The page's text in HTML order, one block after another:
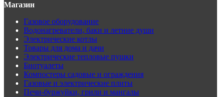
Магазин
Газовое оборудование
Водонагреватели, баки и летние души
Электрические котлы
Товары для дома и дачи
Электрические тепловые пушки
Биотуалеты
Компостеры садовые и ограждения
Газовые и электрические плиты
Печи-буржуйки, грили и мангалы